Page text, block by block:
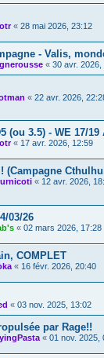
« 28 mai 2026, 23:12
- Valis,
« 30 avr. 2026,
« 22 avr. 2026,
(ou 3.5) - WE 17/19
« 17 avr. 2026, 12:59
(Campagne
« 12 avr. 2026,
03/26
« 02 mars 2026, 17:28
COMPLET
« 16 févr. 2026, 20:40
« 03 nov. 2025, 13:02
par Rage!!
« 01 nov. 2025,